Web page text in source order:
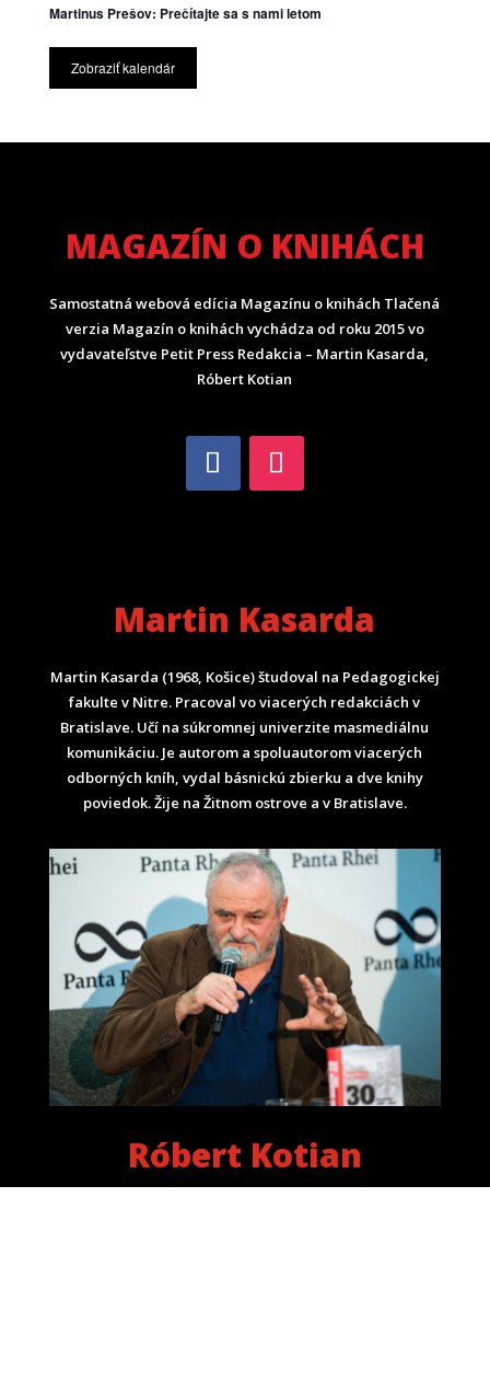
Martinus Prešov: Prečítajte sa s nami letom
Zobraziť kalendár
MAGAZÍN O KNIHÁCH
Samostatná webová edícia Magazínu o knihách Tlačená
verzia Magazín o knihách vychádza od roku 2015 vo
vydavateľstve Petit Press Redakcia – Martin Kasarda,
Róbert Kotian
Martin Kasarda
Martin Kasarda (1968, Košice) študoval na Pedagogickej
fakulte v Nitre. Pracoval vo viacerých redakciách v
Bratislave. Učí na súkromnej univerzite masmediálnu
komunikáciu. Je autorom a spoluautorom viacerých
odborných kníh, vydal básnickú zbierku a dve knihy
poviedok. Žije na Žitnom ostrove a v Bratislave.
Róbert Kotian